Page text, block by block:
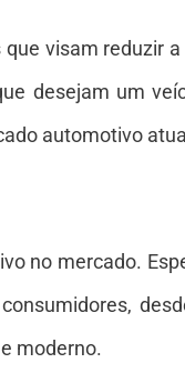
visam reduzir
desejam um
automotivo
no mercado.
moderno.